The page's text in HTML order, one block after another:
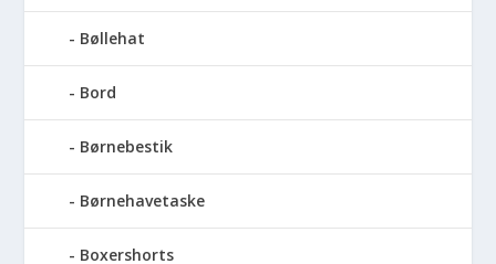
Bøllehat
Bord
Børnebestik
Børnehavetaske
Boxershorts